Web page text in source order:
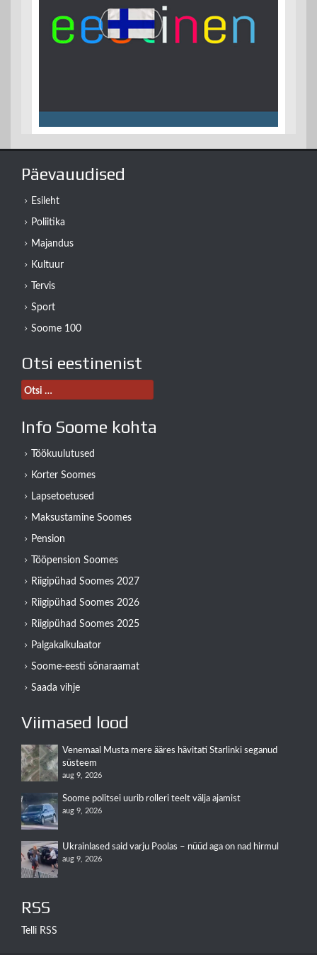
Päevauudised
Esileht
Poliitika
Majandus
Kultuur
Tervis
Sport
Soome 100
Otsi eestinenist
Otsi:
Info Soome kohta
Töökuulutused
Korter Soomes
Lapsetoetused
Maksustamine Soomes
Pension
Tööpension Soomes
Riigipühad Soomes 2027
Riigipühad Soomes 2026
Riigipühad Soomes 2025
Palgakalkulaator
Soome-eesti sõnaraamat
Saada vihje
Viimased lood
Venemaal Musta mere ääres hävitati Starlinki seganud
süsteem
aug 9, 2026
Soome politsei uurib rolleri teelt välja ajamist
aug 9, 2026
Ukrainlased said varju Poolas – nüüd aga on nad hirmul
aug 9, 2026
RSS
Telli RSS